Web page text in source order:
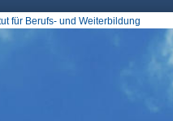
für Berufs- und Weiterbildung